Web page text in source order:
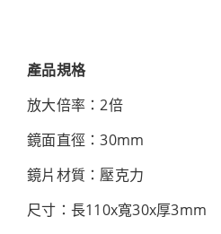
產品規格
放大倍率：2倍
鏡面直徑：30mm
鏡片材質：壓克力
尺寸：長110x寬30x厚3mm